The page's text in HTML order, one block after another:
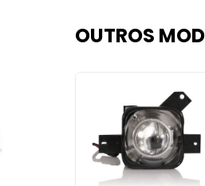
OUTROS